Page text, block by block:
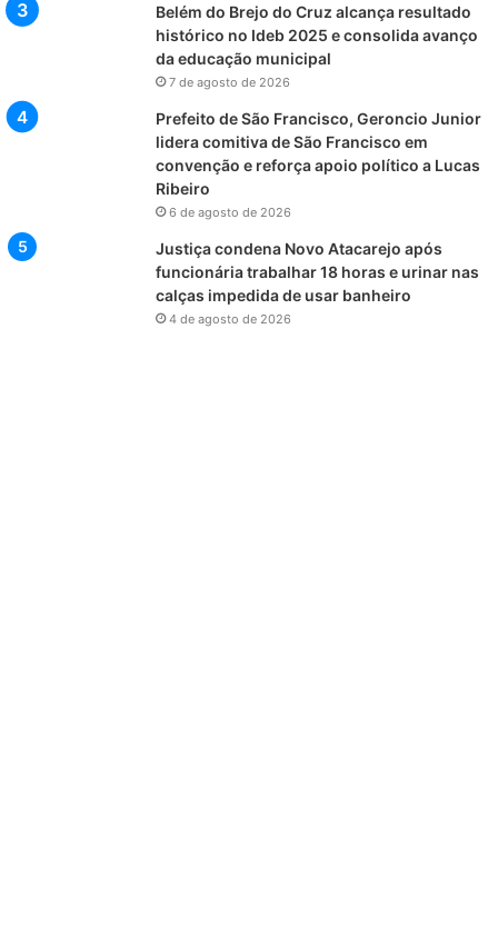
Belém do Brejo do Cruz alcança resultado
histórico no Ideb 2025 e consolida avanço
da educação municipal
7 de agosto de 2026
Prefeito de São Francisco, Geroncio Junior
lidera comitiva de São Francisco em
convenção e reforça apoio político a Lucas
Ribeiro
6 de agosto de 2026
Justiça condena Novo Atacarejo após
funcionária trabalhar 18 horas e urinar nas
calças impedida de usar banheiro
4 de agosto de 2026